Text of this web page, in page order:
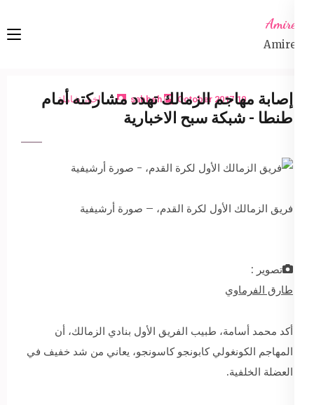
content
Enter)
Amireta
Amireta
10 October 2017
sabbeh اخبار شاملة
إصابة مهاجم الزمالك تهدد مشاركته أمام
طنطا - شبكة سبح الاخبارية
فريق الزمالك الأول لكرة القدم، – صورة أرشيفية
تصوير :
طارق الفرماوي
أكد محمد أسامة، طبيب الفريق الأول بنادي الزمالك، أن
المهاجم الكونغولي كابونجو كاسونجو، يعاني من شد خفيف في
العضلة الخلفية.